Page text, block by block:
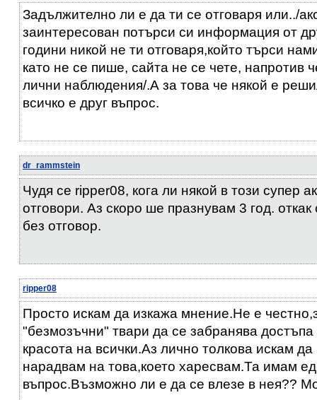
Задължително ли е да ти се отговаря или../
заинтересован потърси си информация от
години никой не ти отговаря,който търси
като не се пише, сайта не се чете, напротив
лични наблюдения/.А за това че някой е
всичко е друг въпрос.
dr_rammstein
Чудя се ripper08, кога ли някой в този супер
отговори. Аз скоро ше празнувам 3 год.
без отговор.
ripper08
Просто искам да изкажа мнение.Не е
"безмозъчни" твари да се забранява
красота на всички.Аз лично толкова искам
нарадвам на това,което харесвам.Та имам
въпрос.Възможно ли е да се влезе в нея??